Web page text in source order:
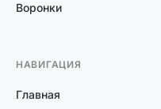
Воронки
НАВИГАЦИЯ
Главная